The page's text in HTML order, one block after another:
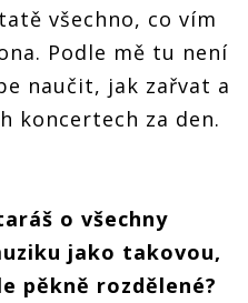
všechno, co vím
Podle mě tu není
naučit, jak zařvat a
koncertech za den.
o všechny
jako takovou,
pěkně rozdělené?